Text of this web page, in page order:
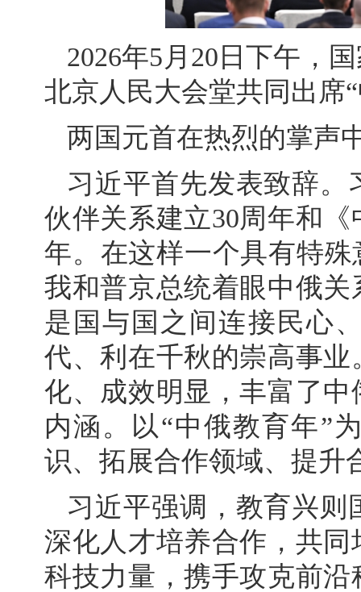
2026年5月20日下午，
北京人民大会堂共同出席
两国元首在热烈的掌声
习近平首先发表致辞
伙伴关系建立30周年和
年。在这样一个具有特
我和普京总统着眼中俄
是国与国之间连接民心
代、利在千秋的崇高事
化、成效明显，丰富了
内涵。以“中俄教育年”
识、拓展合作领域、提升
习近平强调，教育兴
深化人才培养合作，共
科技力量，携手攻克前